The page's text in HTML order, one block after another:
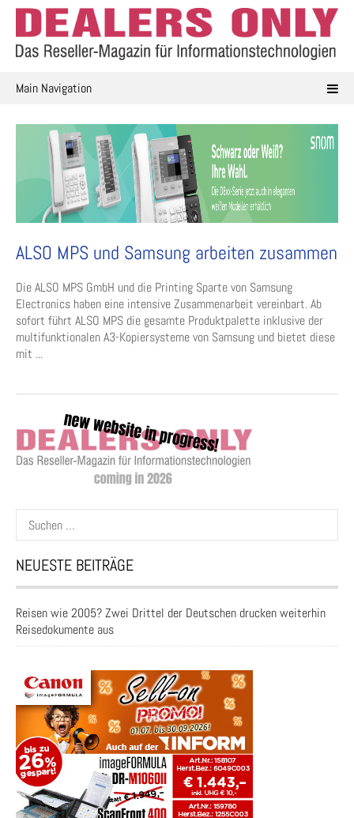
Skip
content
Main Navigation
ALSO MPS und Samsung arbeiten zusammen
Die ALSO MPS GmbH und die Printing Sparte von Samsung
Electronics haben eine intensive Zusammenarbeit vereinbart. Ab
sofort führt ALSO MPS die gesamte Produktpalette inklusive der
multifunktionalen A3-Kopiersysteme von Samsung und bietet diese
mit ...
Suchen
nach:
NEUESTE BEITRÄGE
Reisen wie 2005? Zwei Drittel der Deutschen drucken weiterhin
Reisedokumente aus